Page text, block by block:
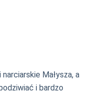
Małysza, a
i bardzo